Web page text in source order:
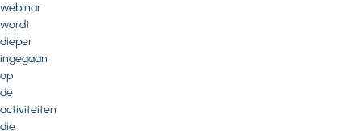
webinar
wordt
dieper
ingegaan
op
de
activiteiten
die